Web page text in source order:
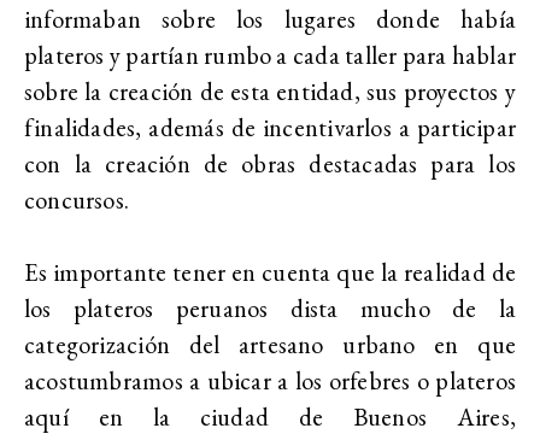
informaban sobre los lugares donde había
plateros y partían rumbo a cada taller para hablar
sobre la creación de esta entidad, sus proyectos y
finalidades, además de incentivarlos a participar
con la creación de obras destacadas para los
concursos.
Es importante tener en cuenta que la realidad de
los plateros peruanos dista mucho de la
categorización del artesano urbano en que
acostumbramos a ubicar a los orfebres o plateros
aquí en la ciudad de Buenos Aires,